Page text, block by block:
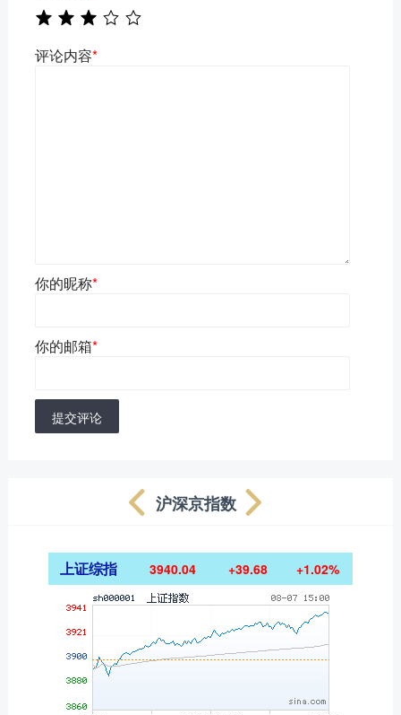
评论内容*
你的昵称*
你的邮箱*
提交评论
沪深京指数
上证综指 3940.04 +39.68 +1.02%